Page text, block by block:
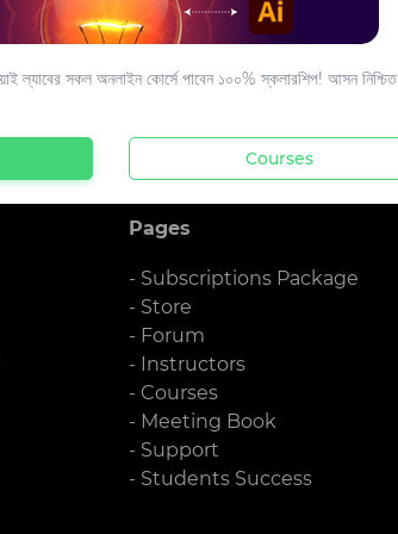
Pages
- Subscriptions Package
- Store
- Forum
- Instructors
- Courses
- Meeting Book
- Support
- Students Success
ল্যাবের সকল অনলাইন কোর্সে পাবেন ১০০% স্কলারশিপ! আসন নিশ্চিত
Courses